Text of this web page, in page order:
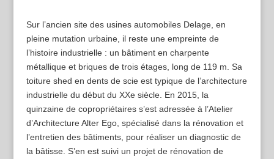
Sur l’ancien site des usines automobiles Delage, en
pleine mutation urbaine, il reste une empreinte de
l’histoire industrielle : un bâtiment en charpente
métallique et briques de trois étages, long de 119 m. Sa
toiture shed en dents de scie est typique de l’architecture
industrielle du début du XXe siècle. En 2015, la
quinzaine de copropriétaires s’est adressée à l’Atelier
d’Architecture Alter Ego, spécialisé dans la rénovation et
l’entretien des bâtiments, pour réaliser un diagnostic de
la bâtisse. S’en est suivi un projet de rénovation de